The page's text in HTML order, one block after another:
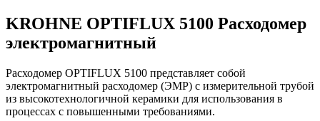
KROHNE OPTIFLUX 5100 Расходомер
электромагнитный
Расходомер OPTIFLUX 5100 представляет собой
электромагнитный расходомер (ЭМР) с измерительной трубой
из высокотехнологичной керамики для использования в
процессах с повышенными требованиями.